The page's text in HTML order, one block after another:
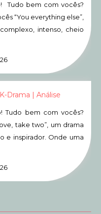
Tudo bem com vocês?
“You everything else”,
intenso, cheio
Drama | Análise
Tudo bem com vocês?
take two”, um drama
e inspirador. Onde uma